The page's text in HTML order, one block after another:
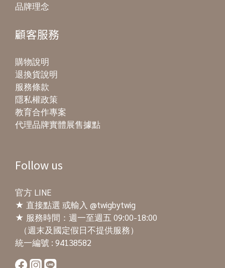
品牌理念
顧客服務
購物說明
退換貨說明
服務條款
隱私權政策
教育合作專案
代理品牌實體展售據點
Follow us
官方 LINE
★ 直接點選 或輸入 @twigbytwig
★ 服務時間：週一至週五 09:00-18:00
（週末及國定假日不提供服務）
統一編號 : 94138582